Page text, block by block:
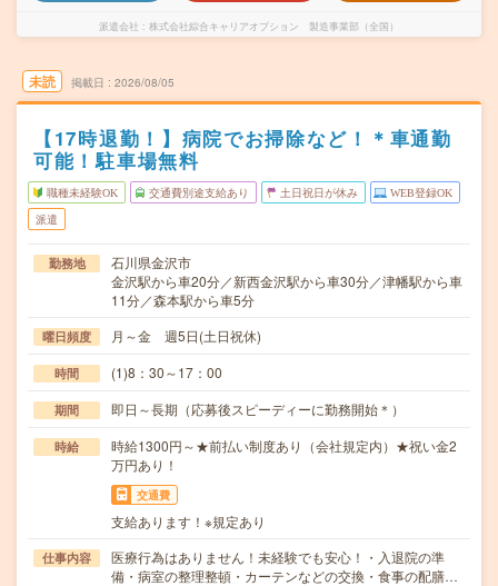
派遣会社 株式会社綜合キャリアオプション 製造事業部（全国）
未読 掲載日 2026/08/05
【17時退勤！】病院でお掃除など！＊車通勤
可能！駐車場無料
職種未経験OK 交通費別途支給あり 土日祝日が休み WEB登録OK
派遣
勤務地
石川県金沢市
金沢駅から車20分／新西金沢駅から車30分／津幡駅から車
11分／森本駅から車5分
曜日頻度 月～金 週5日(土日祝休)
時間 (1)8：30～17：00
期間 即日～長期（応募後スピーディーに勤務開始＊）
時給
時給1300円～★前払い制度あり（会社規定内）★祝い金2
万円あり！
交通費
支給あります！※規定あり
仕事内容
医療行為はありません！未経験でも安心！・入退院の準
備・病室の整理整頓・カーテンなどの交換・食事の配膳…